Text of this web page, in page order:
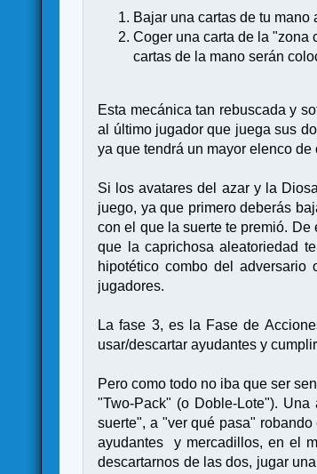
Bajar una cartas de tu
Coger una carta de la "zona
cartas de la mano serán
Esta mecánica tan rebuscada y
al último jugador que juega sus
ya que tendrá un mayor elenco
Si los avatares del azar y la
juego, ya que primero deberás
con el que la suerte te premió.
que la caprichosa aleatoriedad
hipotético combo del
jugadores.
La fase 3, es la Fase de
usar/descartar ayudantes y
Pero como todo no iba que ser
"Two-Pack" (o Doble-Lote").
suerte", a "ver qué pasa"
ayudantes y mercadillos, en el
descartarnos de las dos, jugar